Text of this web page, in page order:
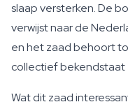
slaap versterken. De
verwijst naar de
en het zaad behoort
collectief bekendstaat
Wat dit zaad